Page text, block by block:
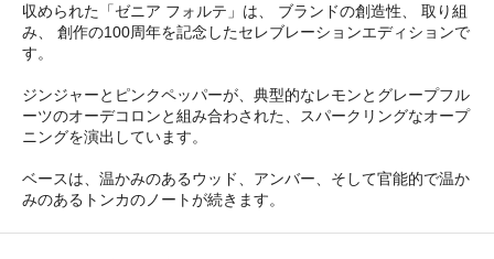
収められた「ゼニア フォルテ」は、 ブランドの創造性、 取り組
み、 創作の100周年を記念したセレブレーションエディションで
す。
ジンジャーとピンクペッパーが、典型的なレモンとグレープフル
ーツのオーデコロンと組み合わされた、スパークリングなオープ
ニングを演出しています。
ベースは、温かみのあるウッド、アンバー、そして官能的で温か
みのあるトンカのノートが続きます。